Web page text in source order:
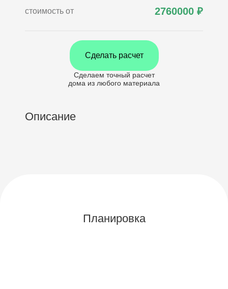
стоимость от 2760000 ₽
Сделать расчет
Сделаем точный расчет
дома из любого материала
Описание
Планировка